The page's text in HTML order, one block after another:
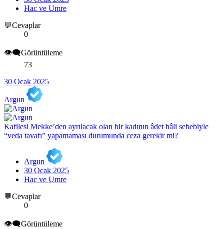
Hac ve Umre
💬Cevaplar
0
👁️‍🗨️Görüntüleme
73
30 Ocak 2025
Argun
Kafilesi Mekke’den ayrılacak olan bir kadının âdet hâli sebebiyle
“veda tavafı” yapamaması durumunda ceza gerekir mi?
Argun
30 Ocak 2025
Hac ve Umre
💬Cevaplar
0
👁️‍🗨️Görüntüleme